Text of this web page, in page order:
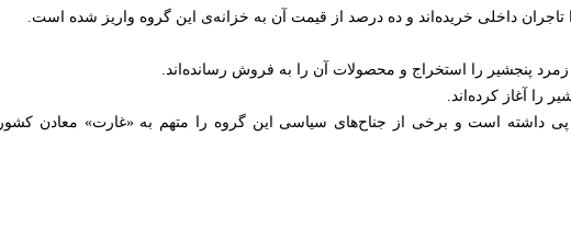
داخلی خریده‌اند و ده درصد از قیمت آن به خزانه‌ی این گروه واریز شده است.
پنجشیر را استخراج و محصولات آن را به فروش رسانده‌اند.
را آغاز کرده‌اند.
پی داشته است و برخی از جناح‌های سیاسی این گروه را متهم به «غارت» معادن کشور